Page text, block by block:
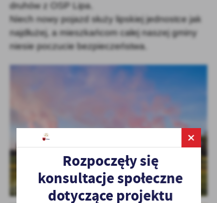
druhów z OSP Lipa.
Niech nowy pojazd służy lipskiej jednostce jak
najdłużej, a mieszkańcom całej naszej gminy
niesie poczucie bezpieczeństwa.
Rozpoczęły się
konsultacje społeczne
dotyczące projektu